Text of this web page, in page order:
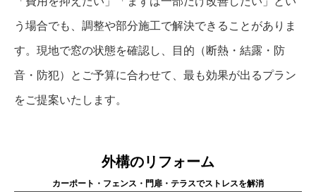
う場合でも、調整や部分施工で解決できることがありま
す。現地で窓の状態を確認し、目的（断熱・結露・防
音・防犯）とご予算に合わせて、最も効果が出るプラン
をご提案いたします。
外構のリフォーム
カーポート・フェンス・門扉・テラスでストレスを解消